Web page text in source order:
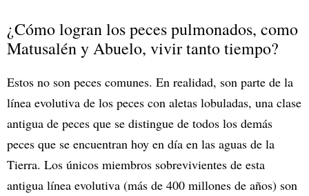
¿Cómo logran los peces pulmonados, como
Matusalén y Abuelo, vivir tanto tiempo?
Estos no son peces comunes. En realidad, son parte de la
línea evolutiva de los peces con aletas lobuladas, una clase
antigua de peces que se distingue de todos los demás
peces que se encuentran hoy en día en las aguas de la
Tierra. Los únicos miembros sobrevivientes de esta
antigua línea evolutiva (más de 400 millones de años) son